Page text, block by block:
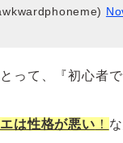
って、『初心者
は性格が悪い ！